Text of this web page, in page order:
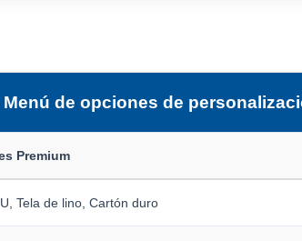
Menú de opciones de
Premium
Tela de lino, Cartón duro